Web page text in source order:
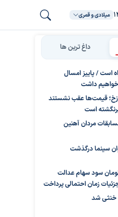
میلادی و قمری
داغ ترین ها
است / پاییز امسال
داشت
قیمت‌ها عقب نشستند
است
مردان آهنین
سینما درگذشت
تومان سود سهام عدالت
زمان احتمالی پرداخت
خنثی شد